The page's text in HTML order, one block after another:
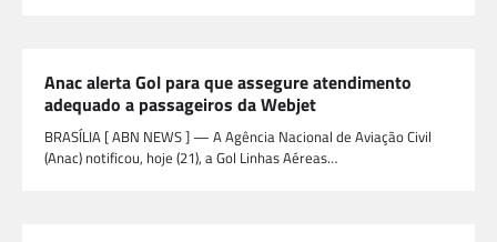
Anac alerta Gol para que assegure atendimento
adequado a passageiros da Webjet
BRASÍLIA [ ABN NEWS ] — A Agência Nacional de Aviação Civil
(Anac) notificou, hoje (21), a Gol Linhas Aéreas…